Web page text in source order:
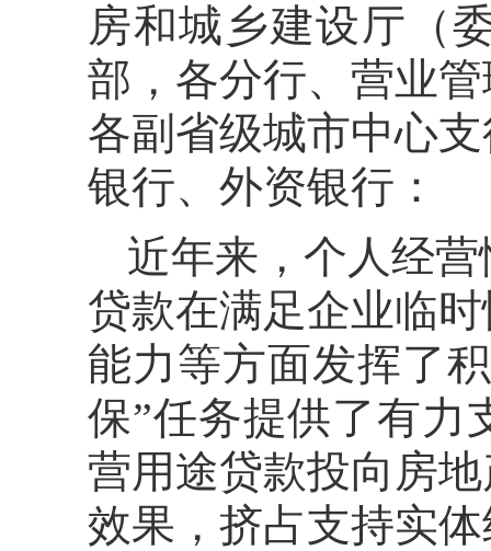
房和城乡建设厅（
部，各分行、营业
各副省级城市中心
银行、外资银行：
近年来，个人经
贷款在满足企业临
能力等方面发挥了
保”任务提供了有力
营用途贷款投向房
效果，挤占支持实